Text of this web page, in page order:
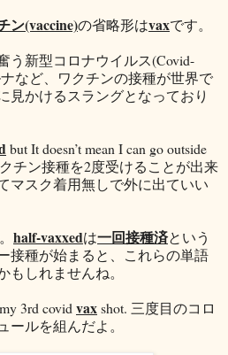
ン(vaccine)の省略形はvaxです。
う新型コロナウイルス(Covid-
など、ワクチンの接種が世界で
見かけるスラングとなっており
but It doesn’t mean I can go outside
チン接種を2度受けることが出来
マスク着用無しで外に出ていい
。 half-vaxxedは一回接種済という
接種が始まると、これらの単語
しれませんね。
3rd covid vaxshot. 三度目のコロ
ルを組んだよ。